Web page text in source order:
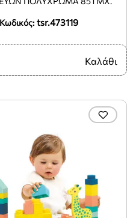
Κωδικός: tsr.473119
Καλάθι